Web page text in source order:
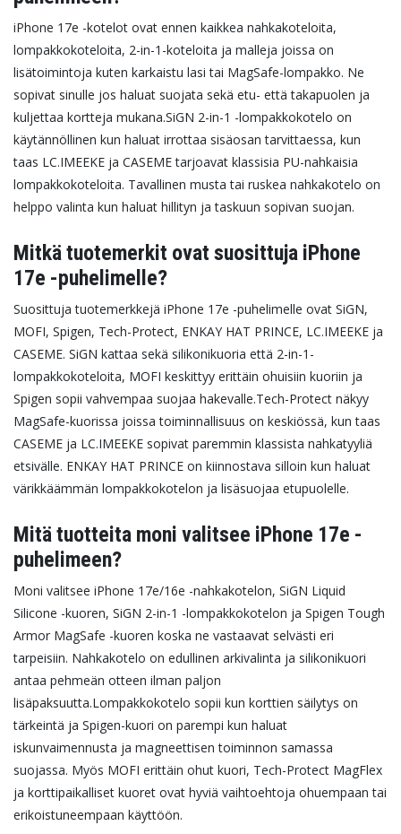
iPhone 17e -kotelot ovat ennen kaikkea nahkakoteloita,
lompakkokoteloita, 2-in-1-koteloita ja malleja joissa on
lisätoimintoja kuten karkaistu lasi tai MagSafe-lompakko. Ne
sopivat sinulle jos haluat suojata sekä etu- että takapuolen ja
kuljettaa kortteja mukana.SiGN 2-in-1 -lompakkokotelo on
käytännöllinen kun haluat irrottaa sisäosan tarvittaessa, kun
taas LC.IMEEKE ja CASEME tarjoavat klassisia PU-nahkaisia
lompakkokoteloita. Tavallinen musta tai ruskea nahkakotelo on
helppo valinta kun haluat hillityn ja taskuun sopivan suojan.
Mitkä tuotemerkit ovat suosittuja iPhone
17e -puhelimelle?
Suosittuja tuotemerkkejä iPhone 17e -puhelimelle ovat SiGN,
MOFI, Spigen, Tech-Protect, ENKAY HAT PRINCE, LC.IMEEKE ja
CASEME. SiGN kattaa sekä silikonikuoria että 2-in-1-
lompakkokoteloita, MOFI keskittyy erittäin ohuisiin kuoriin ja
Spigen sopii vahvempaa suojaa hakevalle.Tech-Protect näkyy
MagSafe-kuorissa joissa toiminnallisuus on keskiössä, kun taas
CASEME ja LC.IMEEKE sopivat paremmin klassista nahkatyyliä
etsivälle. ENKAY HAT PRINCE on kiinnostava silloin kun haluat
värikkäämmän lompakkokotelon ja lisäsuojaa etupuolelle.
Mitä tuotteita moni valitsee iPhone 17e -
puhelimeen?
Moni valitsee iPhone 17e/16e -nahkakotelon, SiGN Liquid
Silicone -kuoren, SiGN 2-in-1 -lompakkokotelon ja Spigen Tough
Armor MagSafe -kuoren koska ne vastaavat selvästi eri
tarpeisiin. Nahkakotelo on edullinen arkivalinta ja silikonikuori
antaa pehmeän otteen ilman paljon
lisäpaksuutta.Lompakkokotelo sopii kun korttien säilytys on
tärkeintä ja Spigen-kuori on parempi kun haluat
iskunvaimennusta ja magneettisen toiminnon samassa
suojassa. Myös MOFI erittäin ohut kuori, Tech-Protect MagFlex
ja korttipaikalliset kuoret ovat hyviä vaihtoehtoja ohuempaan tai
erikoistuneempaan käyttöön.